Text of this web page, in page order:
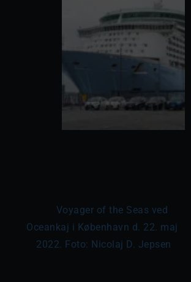
Oceankaj i København d. 22. maj
2022. Foto: Nicolaj D. Jepsen